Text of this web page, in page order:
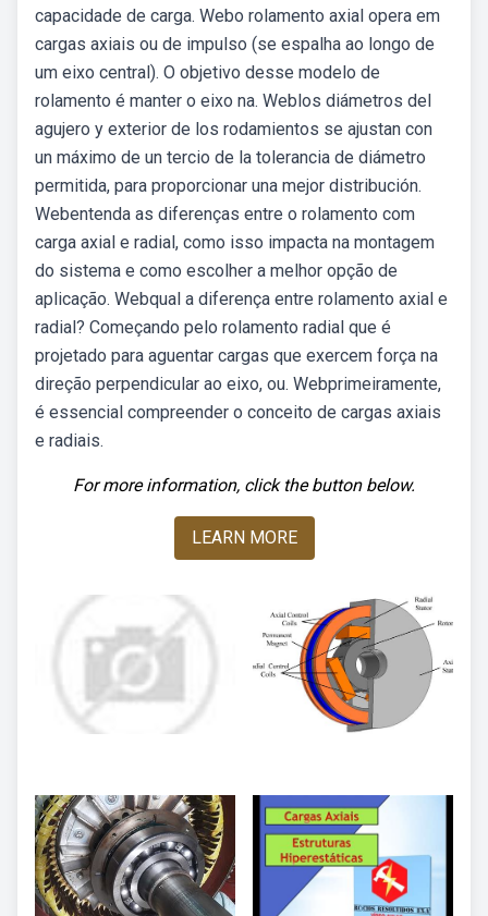
capacidade de carga. Webo rolamento axial opera em
cargas axiais ou de impulso (se espalha ao longo de
um eixo central). O objetivo desse modelo de
rolamento é manter o eixo na. Weblos diámetros del
agujero y exterior de los rodamientos se ajustan con
un máximo de un tercio de la tolerancia de diámetro
permitida, para proporcionar una mejor distribución.
Webentenda as diferenças entre o rolamento com
carga axial e radial, como isso impacta na montagem
do sistema e como escolher a melhor opção de
aplicação. Webqual a diferença entre rolamento axial e
radial? Começando pelo rolamento radial que é
projetado para aguentar cargas que exercem força na
direção perpendicular ao eixo, ou. Webprimeiramente,
é essencial compreender o conceito de cargas axiais
e radiais.
For more information, click the button below.
LEARN MORE